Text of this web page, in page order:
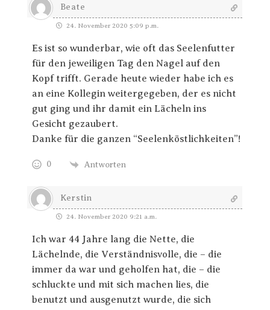
Beate
24. November 2020 5:09 p.m.
Es ist so wunderbar, wie oft das Seelenfutter
für den jeweiligen Tag den Nagel auf den
Kopf trifft. Gerade heute wieder habe ich es
an eine Kollegin weitergegeben, der es nicht
gut ging und ihr damit ein Lächeln ins
Gesicht gezaubert.
Danke für die ganzen “Seelenköstlichkeiten”!
0 Antworten
Kerstin
24. November 2020 9:21 a.m.
Ich war 44 Jahre lang die Nette, die
Lächelnde, die Verständnisvolle, die – die
immer da war und geholfen hat, die – die
schluckte und mit sich machen lies, die
benutzt und ausgenutzt wurde, die sich